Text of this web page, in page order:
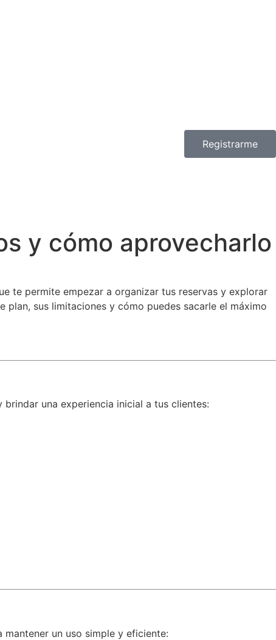
Registrarme
y cómo aprovecharlo
te permite empezar a organizar tus reservas y explorar
sus limitaciones y cómo puedes sacarle el máximo
una experiencia inicial a tus clientes:
un uso simple y eficiente: